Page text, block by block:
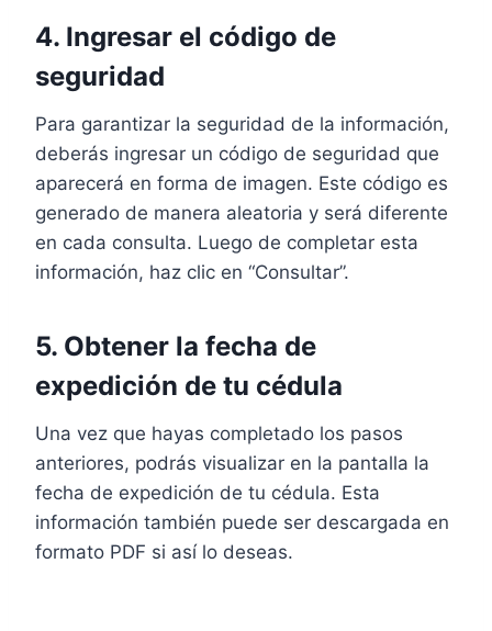
4. Ingresar el código de
seguridad
Para garantizar la seguridad de la información,
deberás ingresar un código de seguridad que
aparecerá en forma de imagen. Este código es
generado de manera aleatoria y será diferente
en cada consulta. Luego de completar esta
información, haz clic en “Consultar”.
5. Obtener la fecha de
expedición de tu cédula
Una vez que hayas completado los pasos
anteriores, podrás visualizar en la pantalla la
fecha de expedición de tu cédula. Esta
información también puede ser descargada en
formato PDF si así lo deseas.